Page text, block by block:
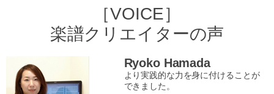
［VOICE］
楽譜クリエイターの声
Ryoko Hamada
より実践的な力を身に付けることが
できました。